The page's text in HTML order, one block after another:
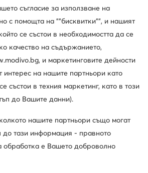
The North Face
148,79€
съгласие за използване на
с помощта на ""бисквитки"", и нашият
се състои в необходимостта да се
качество на съдържанието,
и маркетинговите дейности
интерес на нашите партньори като
състои в техния маркетинг, като в този
до Вашите данни).
нашите партньори също могат
до тази информация - правното
обработка е Вашето доброволно